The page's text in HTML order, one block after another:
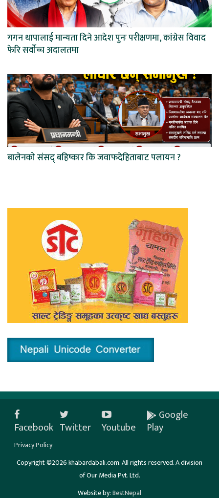
गगन थापालाई मान्यता दिने आदेश पुनः परीक्षणमा, कांग्रेस विवाद
फेरि सर्वोच्च अदालतमा
बालेनको संसद् बहिष्कार कि जवाफदेहिताबाट पलायन ?
Facebook Twitter Youtube
Google
Play
Privacy Policy
Copyright ©2026 khabardabali.com. All rights reserved. A division
of Our Media Pvt. Ltd.
Website by:BestNepal